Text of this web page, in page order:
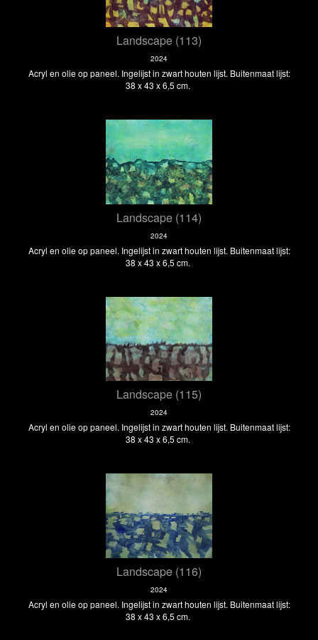
Landscape (113)
2024
Acryl en olie op paneel. Ingelijst in zwart houten lijst. Buitenmaat lijst:
38 x 43 x 6,5 cm.
Landscape (114)
2024
Acryl en olie op paneel. Ingelijst in zwart houten lijst. Buitenmaat lijst:
38 x 43 x 6,5 cm.
Landscape (115)
2024
Acryl en olie op paneel. Ingelijst in zwart houten lijst. Buitenmaat lijst:
38 x 43 x 6,5 cm.
Landscape (116)
2024
Acryl en olie op paneel. Ingelijst in zwart houten lijst. Buitenmaat lijst:
38 x 43 x 6,5 cm.